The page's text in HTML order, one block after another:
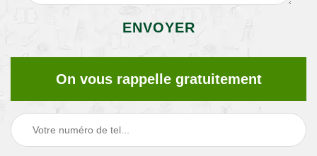
On vous rappelle gratuitement